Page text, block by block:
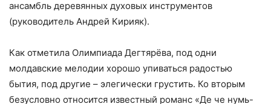
ансамбль деревянных духовых инструментов
(руководитель Андрей Кирияк).
Как отметила Олимпиада Дегтярёва, под одни
молдавские мелодии хорошо упиваться радостью
бытия, под другие – элегически грустить. Ко вторым
безусловно относится известный романс «Де че нумь-